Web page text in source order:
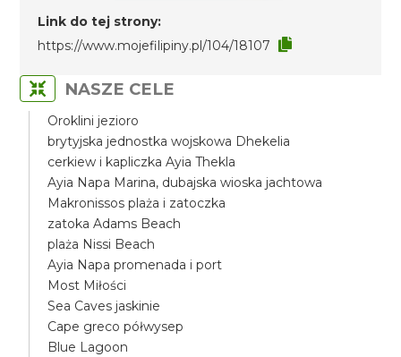
Link do tej strony:
https://www.mojefilipiny.pl/104/18107
NASZE CELE
Oroklini jezioro
brytyjska jednostka wojskowa Dhekelia
cerkiew i kapliczka Ayia Thekla
Ayia Napa Marina, dubajska wioska jachtowa
Makronissos plaża i zatoczka
zatoka Adams Beach
plaża Nissi Beach
Ayia Napa promenada i port
Most Miłości
Sea Caves jaskinie
Cape greco półwysep
Blue Lagoon